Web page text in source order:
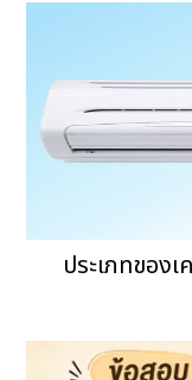
ประเภทของ